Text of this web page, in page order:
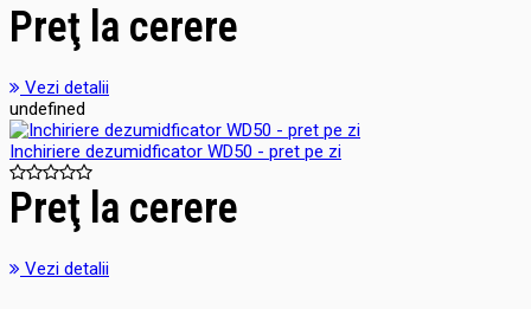
Preţ la cerere
Vezi detalii
undefined
Inchiriere dezumidficator WD50 - pret pe zi
Preţ la cerere
Vezi detalii